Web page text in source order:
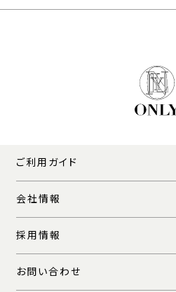
ご利用ガイド
会社情報
採用情報
お問い合わせ